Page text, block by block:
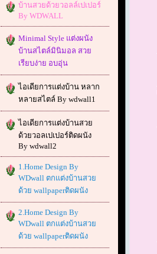
บ้านสวยด้วยวอลล์เปเปอร์
By WDWALL
Minimal Style แต่งผนัง
บ้านสไตล์มินิมอล สวย
เรียบง่าย อบอุ่น
ไอเดียการแต่งบ้าน หลาก
หลายสไตล์ By wdwall1
ไอเดียการแต่งบ้านสวย
ด้วยวอลเปเปอร์ติดผนัง
By wdwall2
1.Home Design By
WDwall ตกแต่งบ้านสวย
ด้วย wallpaperติดผนัง
2.Home Design By
WDwall ตกแต่งบ้านสวย
ด้วย wallpaperติดผนัง